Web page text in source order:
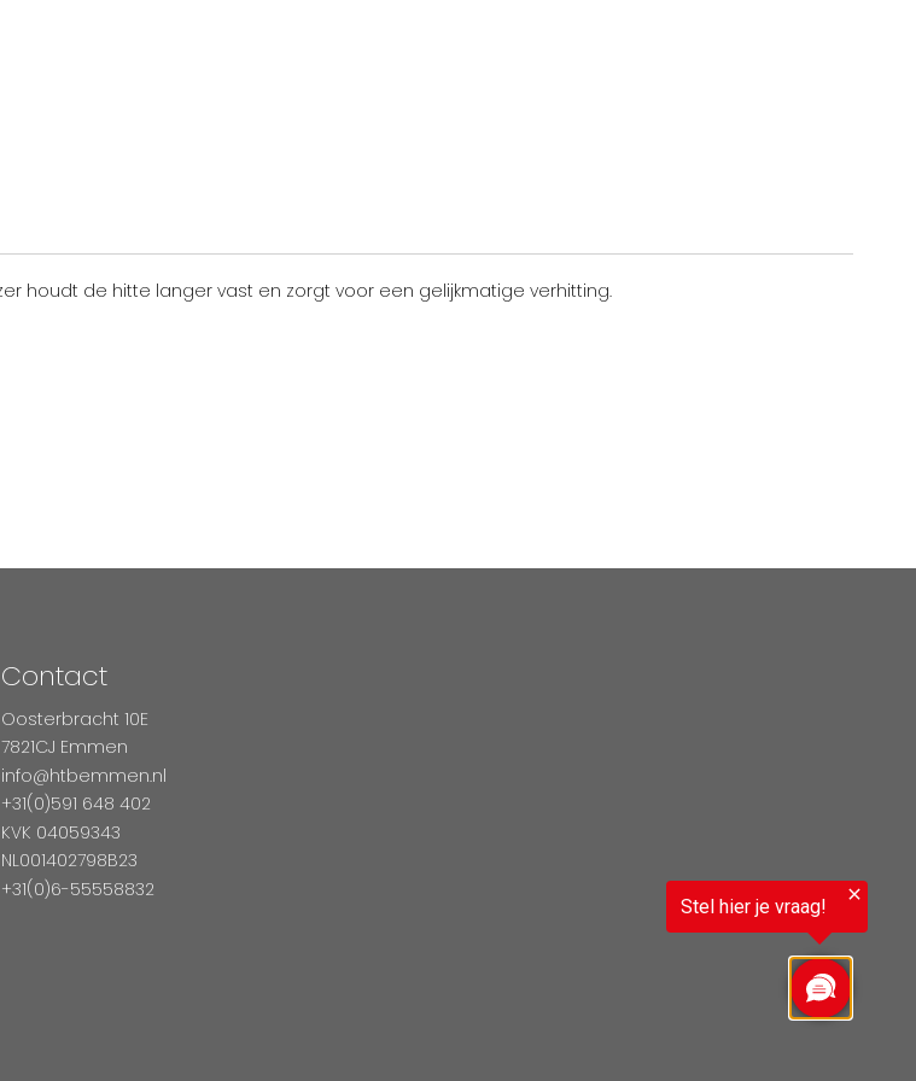
houdt de hitte langer vast en zorgt voor een gelijkmatige verhitting.
Contact
Oosterbracht 10E
7821CJ Emmen
info@htbemmen.nl
+31(0)591 648 402
KVK 04059343
NL001402798B23
+31(0)6-55558832